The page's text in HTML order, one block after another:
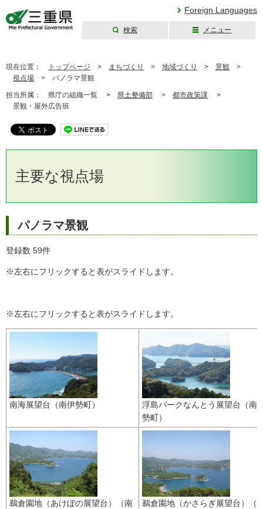
Foreign Languages
検索 メニュー
現在位置： トップページ > まちづくり > 地域づくり > 景観 >
視点場 > パノラマ景観
担当所属： 県庁の組織一覧 > 県土整備部 > 都市政策課 >
景観・屋外広告班
主要な視点場
パノラマ景観
登録数 59件
※左右にフリックすると表がスライドします。
※左右にフリックすると表がスライドします。
南海展望台（南伊勢町）
浮島パークなんとう展望台（南
勢町）
鵜倉園地（あけぼの展望台）（南
鵜倉園地（かさらぎ展望台）（